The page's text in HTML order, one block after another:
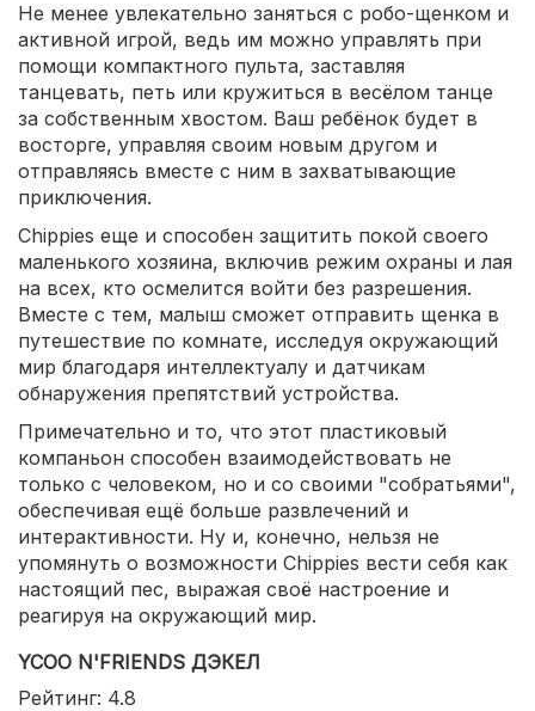
Не менее увлекательно заняться с робо-щенком и
активной игрой, ведь им можно управлять при
помощи компактного пульта, заставляя
танцевать, петь или кружиться в весёлом танце
за собственным хвостом. Ваш ребёнок будет в
восторге, управляя своим новым другом и
отправляясь вместе с ним в захватывающие
приключения.
Chippies еще и способен защитить покой своего
маленького хозяина, включив режим охраны и лая
на всех, кто осмелится войти без разрешения.
Вместе с тем, малыш сможет отправить щенка в
путешествие по комнате, исследуя окружающий
мир благодаря интеллектуалу и датчикам
обнаружения препятствий устройства.
Примечательно и то, что этот пластиковый
компаньон способен взаимодействовать не
только с человеком, но и со своими "собратьями",
обеспечивая ещё больше развлечений и
интерактивности. Ну и, конечно, нельзя не
упомянуть о возможности Chippies вести себя как
настоящий пес, выражая своё настроение и
реагируя на окружающий мир.
YCOO N'FRIENDS ДЭКЕЛ
Рейтинг: 4.8